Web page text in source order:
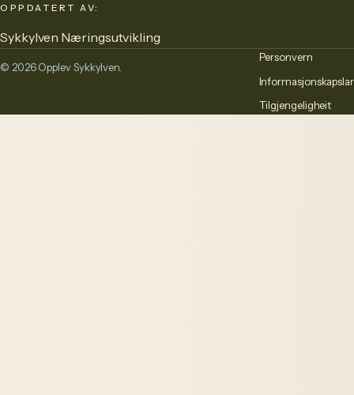
OPPDATERT AV:
Sykkylven Næringsutvikling
© 2026 Opplev Sykkylven.
Personvern
Informasjonskapslar
Tilgjengeligheit